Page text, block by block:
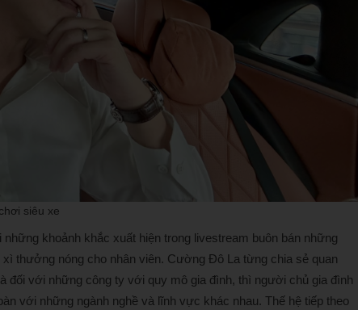
siêu xe
khoảnh khắc xuất hiện trong livestream buôn bán những
thưởng nóng cho nhân viên. Cường Đô La từng chia sẻ quan
đối với những công ty với quy mô gia đình, thì người chủ gia đình
với những ngành nghề và lĩnh vực khác nhau. Thế hệ tiếp theo